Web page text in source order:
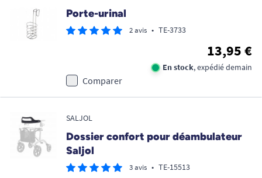
Porte-urinal
2 avis • TE-3733
13,95 €
En stock, expédié demain
Comparer
SALJOL
Dossier confort pour déambulateur
Saljol
3 avis • TE-15513